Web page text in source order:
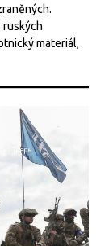
ruských
materiál,